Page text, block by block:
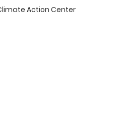
Action Center